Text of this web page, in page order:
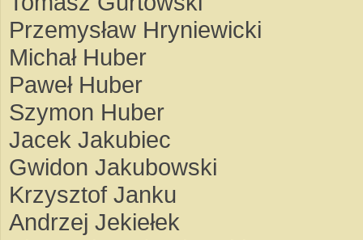
Przemysław Hryniewicki
Michał Huber
Paweł Huber
Szymon Huber
Jacek Jakubiec
Gwidon Jakubowski
Krzysztof Janku
Andrzej Jekiełek